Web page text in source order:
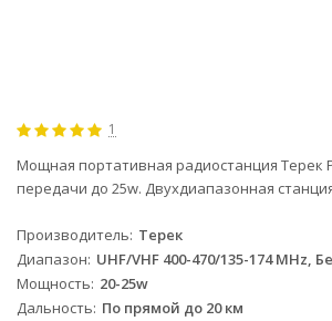
1
Мощная портативная радиостанция Терек
передачи до 25w. Двухдиапазонная
Производитель Терек
Диапазон UHF/VHF 400-470/135-174 MHz,
Мощность 20-25w
Дальность По прямой до 20 км